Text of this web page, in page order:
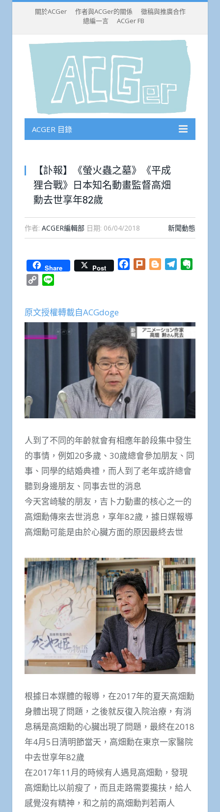
關於ACGer 作者與ACGer的關係
徵稿與推廣合作
總編一言
ACGer FB
ACGER 目錄
【訃報】《螢火蟲之墓》《平成
狸合戰》日本知名動畫監督高畑
勳去世享年82歲
作者: ACGER編輯部 日期: 06/04/2018 新聞動態
Share Post Facebook
Plurk BloggerTelegram
Copy
原文授權轉載自ACGdoge
人到了不同的年齡就會有相應年齡段集中發生
的事情，例如20多歲、30歲總會參加朋友、同
事、同學的結婚典禮，而人到了老年或許總會
聽到身邊朋友、同事去世的消息
今天宮崎駿的朋友，吉卜力動畫的核心之一的
高畑勳傳來去世消息，享年82歲，據日媒報導
高畑勳可能是由於心臟方面的原因最終去世
根據日本媒體的報導，在2017年的夏天高畑勳
身體出現了問題，之後就反復入院治療，有消
息稱是高畑勳的心臟出現了問題，最終在2018
年4月5日清明節當天，高畑勳在東京一家醫院
中去世享年82歲
在2017年11月的時候有人遇見高畑勳，發現
高畑勳比以前瘦了，而且走路需要攙扶，給人
感覺沒有精神，和之前的高畑勳判若兩人